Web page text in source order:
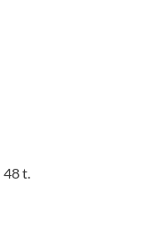
48 t.